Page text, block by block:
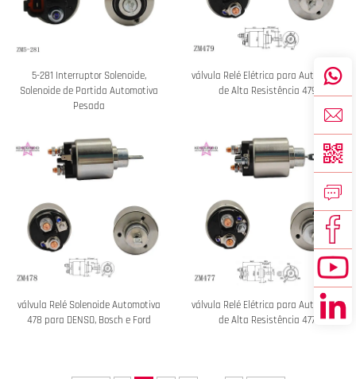
5-281 Interruptor Solenoide,
Solenoide de Partida Automotiva
Pesada
válvula Relé Elétrica para Automóvel
de Alta Resistência 479
válvula Relé Solenoide Automotiva
478 para DENSO, Bosch e Ford
válvula Relé Elétrica para Automóvel
de Alta Resistência 477